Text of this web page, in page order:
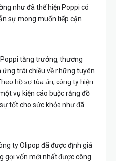
như đã thể hiện Poppi có
sự mong muốn tiếp cận
tăng trưởng, thương
ứng trái chiều về những tuyên
hồ sơ tòa án, công ty hiện
vụ kiện cáo buộc rằng đồ
tốt cho sức khỏe như đã
ty Olipop đã được định giá
gọi vốn mới nhất được công